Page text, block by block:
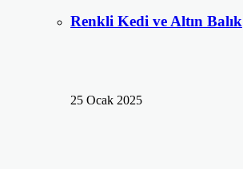
Renkli Kedi ve Altın Balık
25 Ocak 2025